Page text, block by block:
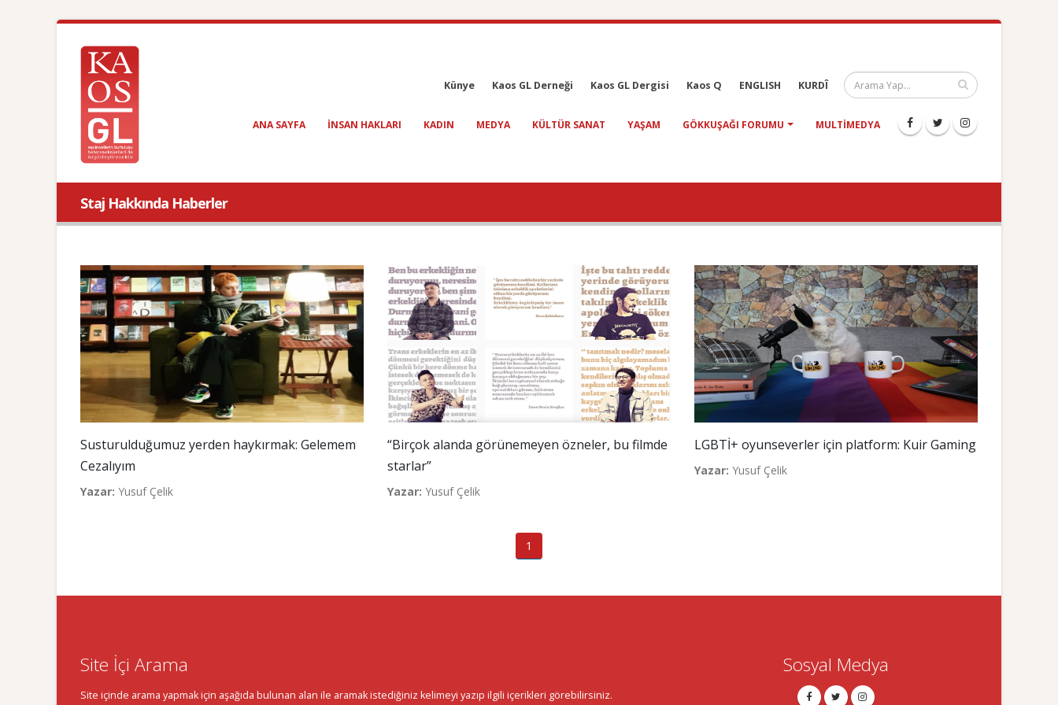
Künye Kaos GL Derneği Kaos GL Dergisi Kaos Q ENGLISH KURDÎ
ANA SAYFA INSAN HAKLARI KADIN MEDYA KÜLTÜR SANAT YAŞAM GÖKKUŞAĞI FORUMU MULTIMEDYA
Staj Hakkında Haberler
Susturulduğumuz yerden haykırmak: Gelemem
Cezalıyım
Yazar: Yusuf Çelik
“Birçok alanda görünemeyen özneler, bu filmde
starlar”
Yazar: Yusuf Çelik
LGBTİ+ oyunseverler için platform: Kuir Gaming
Yazar: Yusuf Çelik
1
Site İçi Arama
Site içinde arama yapmak için aşağıda bulunan alan ile aramak istediğiniz kelimeyi yazıp ilgili içerikleri görebilirsiniz.
Sosyal Medya